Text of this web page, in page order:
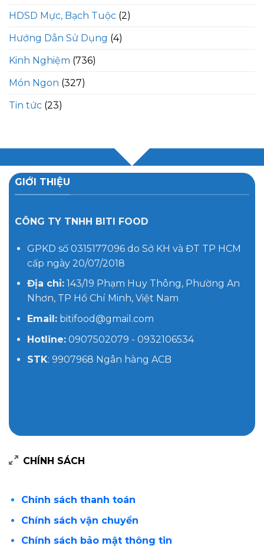
HDSD Mực, Bạch Tuộc (2)
Hướng Dẫn Sử Dụng (4)
Kinh Nghiệm (736)
Món Ngon (327)
Tin tức (23)
GIỚI THIỆU
CÔNG TY TNHH BITI FOOD
GPKD số 0315177096 do Sở KH và ĐT TP HCM
cấp ngày 20/07/2018
Địa chỉ:143/19 Phạm Huy Thông, Phường An
Nhơn, TP Hồ Chí Minh, Việt Nam
Email:bitifood@gmail.com
Hotline:0907502079 - 0932106534
STK: 9907968 Ngân hàng ACB
CHÍNH SÁCH
Chính sách thanh toán
Chính sách vận chuyển
Chính sách bảo mật thông tin